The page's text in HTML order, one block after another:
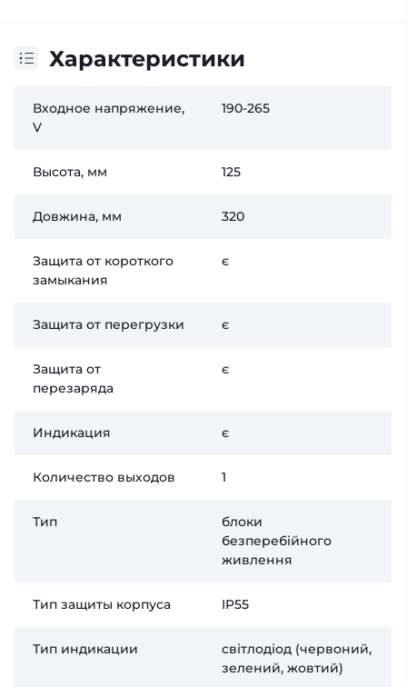
Характеристики
Входное напряжение,
V
190-265
Высота, мм 125
Довжина, мм 320
Защита от короткого
замыкания
є
Защита от перегрузки є
Защита от
перезаряда
є
Индикация є
Количество выходов 1
Тип
блоки
безперебійного
живлення
Тип защиты корпуса IP55
Тип индикации
світлодіод (червоний,
зелений, жовтий)